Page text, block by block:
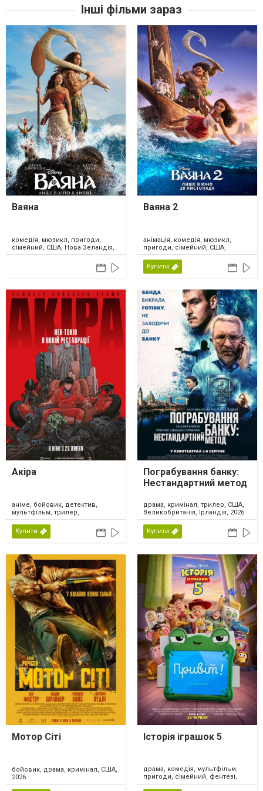
Інші фільми зараз
Ваяна
комедія, мюзикл, пригоди,
сімейний, США, Нова Зеландія,
2026
Ваяна 2
анімація, комедія, мюзикл,
пригоди, сімейний, США,
Канада, 2024
Купити
Акіра
аніме, бойовик, детектив,
мультфільм, трилер,
фантастика, Японія, 2026
Купити
Пограбування банку:
Нестандартний метод
драма, кримінал, трилер, США,
Великобританія, Ірландія, 2026
Купити
Мотор Сіті
бойовик, драма, кримінал, США,
2026
Історія іграшок 5
драма, комедія, мультфільм,
пригоди, сімейний, фентезі,
США, 2026